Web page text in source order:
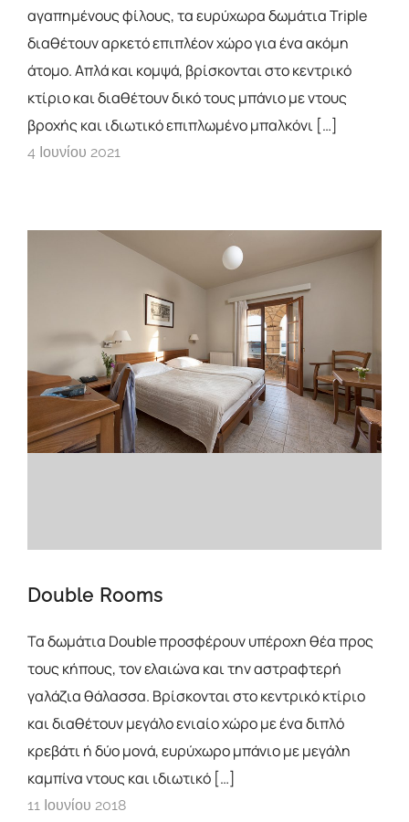
αγαπημένους φίλους, τα ευρύχωρα δωμάτια Triple
διαθέτουν αρκετό επιπλέον χώρο για ένα ακόμη
άτομο. Απλά και κομψά, βρίσκονται στο κεντρικό
κτίριο και διαθέτουν δικό τους μπάνιο με ντους
βροχής και ιδιωτικό επιπλωμένο μπαλκόνι […]
4 Ιουνίου 2021
Double Rooms
Τα δωμάτια Double προσφέρουν υπέροχη θέα προς
τους κήπους, τον ελαιώνα και την αστραφτερή
γαλάζια θάλασσα. Βρίσκονται στο κεντρικό κτίριο
και διαθέτουν μεγάλο ενιαίο χώρο με ένα διπλό
κρεβάτι ή δύο μονά, ευρύχωρο μπάνιο με μεγάλη
καμπίνα ντους και ιδιωτικό […]
11 Ιουνίου 2018